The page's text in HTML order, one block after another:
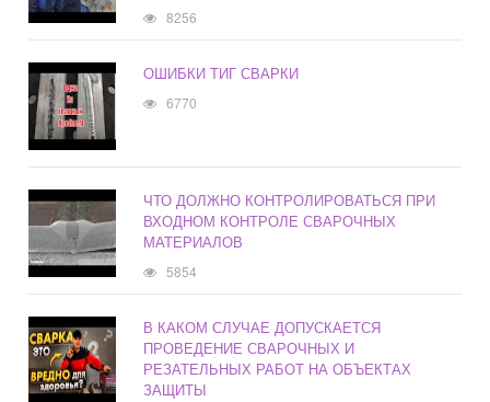
8256
ОШИБКИ ТИГ СВАРКИ
6770
ЧТО ДОЛЖНО КОНТРОЛИРОВАТЬСЯ ПРИ
ВХОДНОМ КОНТРОЛЕ СВАРОЧНЫХ
МАТЕРИАЛОВ
5854
В КАКОМ СЛУЧАЕ ДОПУСКАЕТСЯ
ПРОВЕДЕНИЕ СВАРОЧНЫХ И
РЕЗАТЕЛЬНЫХ РАБОТ НА ОБЪЕКТАХ
ЗАЩИТЫ